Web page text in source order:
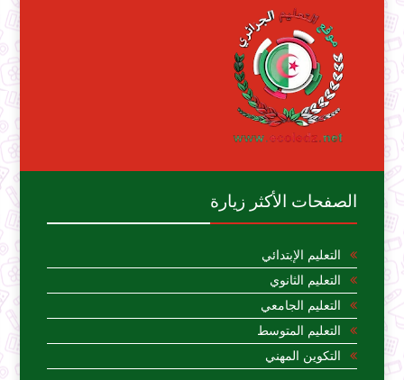
الصفحات الأكثر زيارة
التعليم الإبتدائي
التعليم الثانوي
التعليم الجامعي
التعليم المتوسط
التكوين المهني